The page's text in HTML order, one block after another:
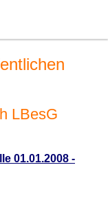
LBesG
01.01.2008 -